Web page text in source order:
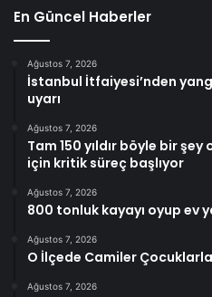
En Güncel Haberler
Ağustos 7, 2026
İstanbul İtfaiyesi’nden
uyarı
Ağustos 7, 2026
Tam 150 yıldır böyle bir şey
için kritik süreç başlıyor
Ağustos 7, 2026
800 tonluk kayayı oyup ev
Ağustos 7, 2026
O İlçede Camiler
Ağustos 7, 2026